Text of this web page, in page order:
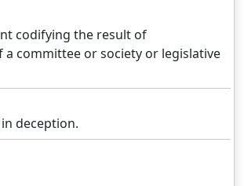
codifying the result of
committee or society or legislative
deception.